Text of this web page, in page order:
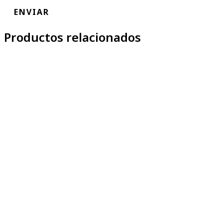
Productos relacionados